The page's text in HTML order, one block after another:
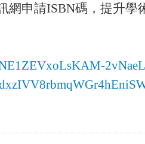
申請ISBN碼，提升學